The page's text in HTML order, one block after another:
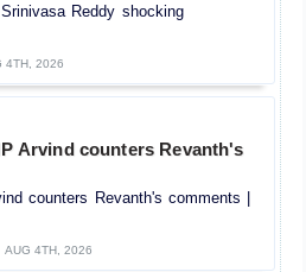
Reddy shocking
4TH, 2026
Arvind counters Revanth's
counters Revanth's comments |
AUG 4TH, 2026